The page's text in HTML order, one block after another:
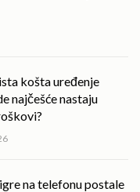
košta uređenje
najčešće nastaju
na telefonu postale